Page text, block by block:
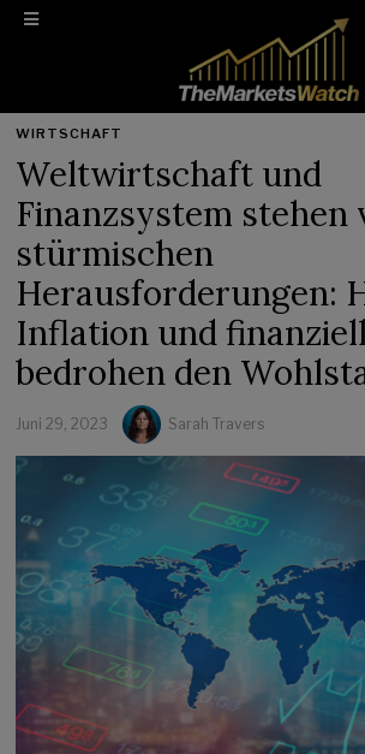
WIRTSCHAFT
Weltwirtschaft und
Finanzsystem stehen
stürmischen
Herausforderungen:
Inflation und
bedrohen den
Juni 29, 2023 Sarah Travers